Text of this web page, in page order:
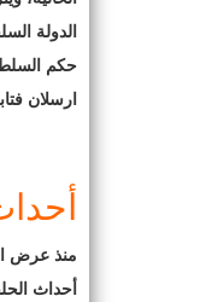
الدولة
ارسلان
منذ عرض